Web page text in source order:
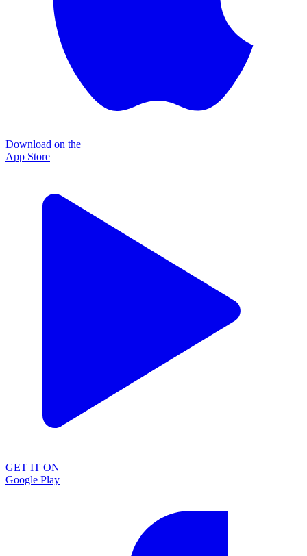
Download on the
App Store
GET IT ON
Google Play